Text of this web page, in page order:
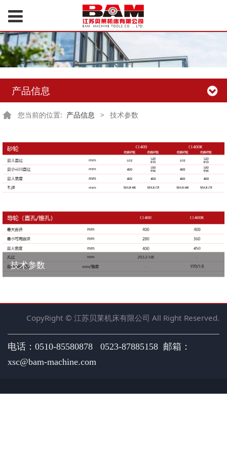
产品信息
您当前的位置: 产品信息 > 技术参数
技术参数
CopyRight © 江苏贝莱机床有限公司 All Right Reserved.
电话：0510-85580878 0523-87885158 邮箱：
xsc@bam-machine.com